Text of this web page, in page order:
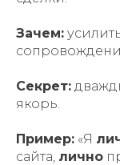
Зачем:
Секрет:
якорь.
Пример: «Я
сайта, лично